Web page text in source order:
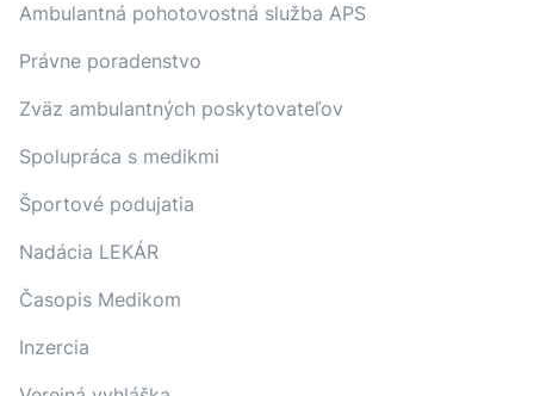
Ambulantná pohotovostná služba APS
Právne poradenstvo
Zväz ambulantných poskytovateľov
Spolupráca s medikmi
Športové podujatia
Nadácia LEKÁR
Časopis Medikom
Inzercia